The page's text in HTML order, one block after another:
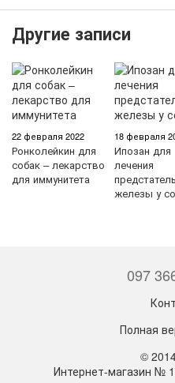
Другие записи
22 февраля 2022
Ронколейкин для
собак – лекарство
для иммунитета
18 февраля
Ипозан для
лечения
железы у
097
Полная
©
Интернет-магазин №